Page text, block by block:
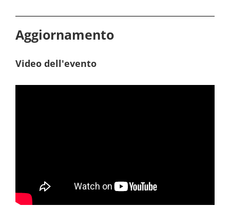
Aggiornamento
Video dell'evento